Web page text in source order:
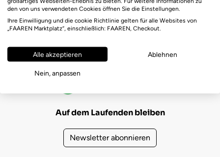
FAAREN Marktplatz Bewertungen
Auf dem Laufenden bleiben
Newsletter abonnieren
den von uns verwendeten Cookies öffnen Sie die Einstellungen.
Ihre Einwilligung und die cookie Richtlinie gelten für alle Websites von
„FAAREN Marktplatz“, einschließlich: FAAREN, Checkout.
Alle akzeptieren Ablehnen
Nein, anpassen